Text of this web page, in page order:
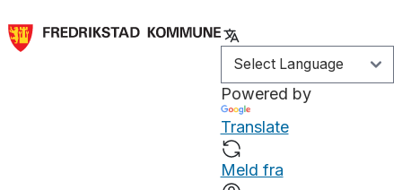
Powered by
Translate
Meld fra